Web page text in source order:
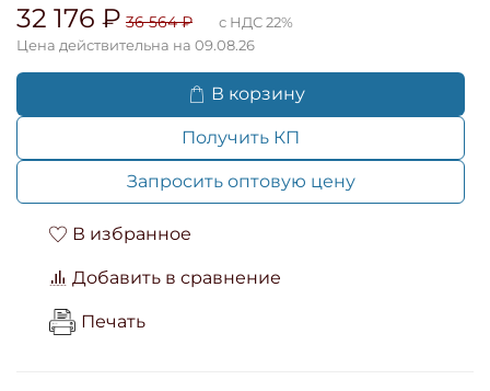
32 176 ₽ 36 564 ₽
с НДС 22%
Цена действительна на 09.08.26
В корзину
Получить КП
Запросить оптовую цену
В избранное
Добавить в сравнение
Печать